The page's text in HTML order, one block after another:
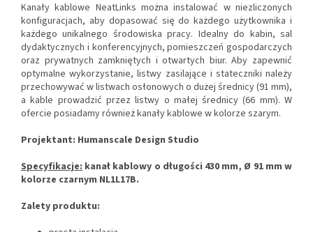
Kanały kablowe NeatLinks można instalować w niezliczonych
konfiguracjach, aby dopasować się do każdego użytkownika i
każdego unikalnego środowiska pracy. Idealny do kabin, sal
dydaktycznych i konferencyjnych, pomieszczeń gospodarczych
oraz prywatnych zamkniętych i otwartych biur. Aby zapewnić
optymalne wykorzystanie, listwy zasilające i stateczniki należy
przechowywać w listwach osłonowych o dużej średnicy (91 mm),
a kable prowadzić przez listwy o małej średnicy (66 mm). W
ofercie posiadamy również kanały kablowe w kolorze szarym.
Projektant: Humanscale Design Studio
Specyfikacje: kanał kablowy o długości 430 mm, Ø 91 mm w
kolorze czarnym NL1L17B.
Zalety produktu: